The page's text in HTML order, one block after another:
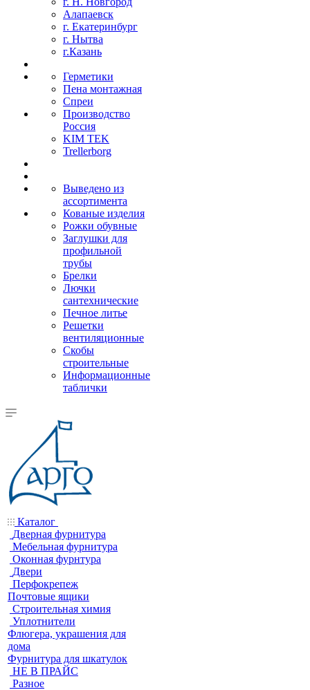
Алапаевск
г. Екатеринбург
г. Нытва
г.Казань
Герметики
Пена монтажная
Спреи
Производство
Россия
KIM TEK
Trellerborg
Выведено из
ассортимента
Кованые изделия
Рожки обувные
Заглушки для
профильной
трубы
Брелки
Лючки
сантехнические
Печное литье
Решетки
вентиляционные
Скобы
строительные
Информационные
таблички
Каталог
Дверная фурнитура
Мебельная фурнитура
Оконная фурнтура
Двери
Перфокрепеж
Почтовые ящики
Строительная химия
Уплотнители
Флюгера, украшения для
дома
Фурнитура для шкатулок
НЕ В ПРАЙС
Разное